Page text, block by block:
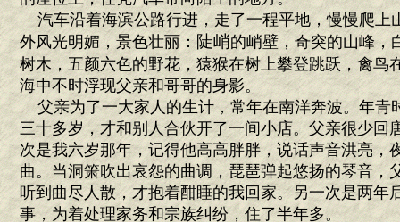
汽车沿着海滨公路行进，走了一程平地，慢慢爬上
外风光明媚，景色壮丽：陡峭的峭壁，奇突的山峰，
树木，五颜六色的野花，猿猴在树上攀登跳跃，禽
海中不时浮现父亲和哥哥的身影。
父亲为了一大家人的生计，常年在南洋奔波。年青
三十多岁，才和别人合伙开了一间小店。父亲很少回
次是我六岁那年，记得他高高胖胖，说话声音洪亮，
曲。当洞箫吹出哀怨的曲调，琵琶弹起悠扬的琴音，
听到曲尽人散，才抱着酣睡的我回家。另一次是两年
事，为着处理家务和宗族纠纷，住了半年多。